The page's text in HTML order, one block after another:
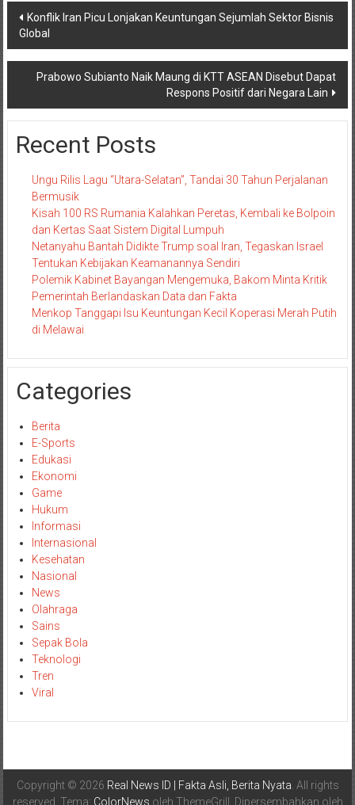
Navigasi
pos
Konflik Iran Picu Lonjakan Keuntungan Sejumlah Sektor Bisnis
Global
Prabowo Subianto Naik Maung di KTT ASEAN Disebut Dapat
Respons Positif dari Negara Lain
Recent Posts
Ungu Rilis Lagu “Utara-Selatan”, Tandai 30 Tahun Perjalanan
Bermusik
Kisah 100 RS Rumania Kalahkan Peretas, Kembali ke Bolpoin
dan Kertas Saat Sistem Digital Lumpuh
Netanyahu Bantah Didikte Trump soal Iran, Tegaskan Israel
Tentukan Kebijakan Keamanannya Sendiri
Polemik Kabinet Bayangan Mengemuka, Bakom Minta Kritik
Pemerintah Berlandaskan Data dan Fakta
Menkop Tanggapi Isu Keuntungan Kecil Koperasi Merah Putih
di Melawai
Categories
Berita
E-Sports
Edukasi
Ekonomi
Game
Hukum
Informasi
Internasional
Kesehatan
Nasional
News
Olahraga
Sains
Sepak Bola
Teknologi
Tren
Viral
Copyright © 2026 Real News ID | Fakta Asli, Berita Nyata . All rights
reserved. Tema: ColorNews oleh ThemeGrill. Dipersembahkan oleh